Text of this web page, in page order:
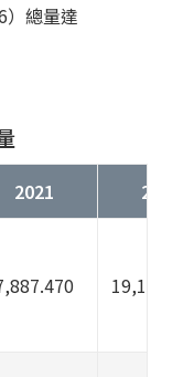
）總量達
2021 2022